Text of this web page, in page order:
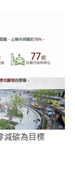
減碳為目標